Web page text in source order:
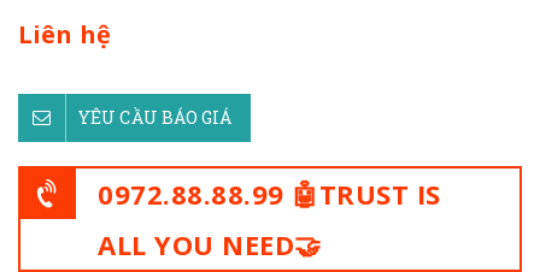
Liên hệ
YÊU CẦU BÁO GIÁ
0972.88.88.99 🤖TRUST IS
ALL YOU NEED🤝